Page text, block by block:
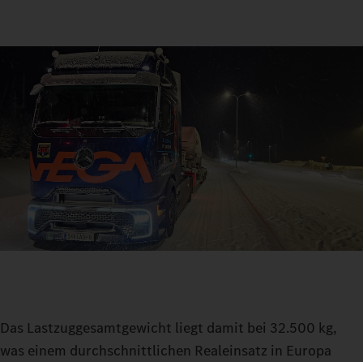
Das Lastzuggesamtgewicht liegt damit bei 32.500 kg,
was einem durchschnittlichen Realeinsatz in Europa